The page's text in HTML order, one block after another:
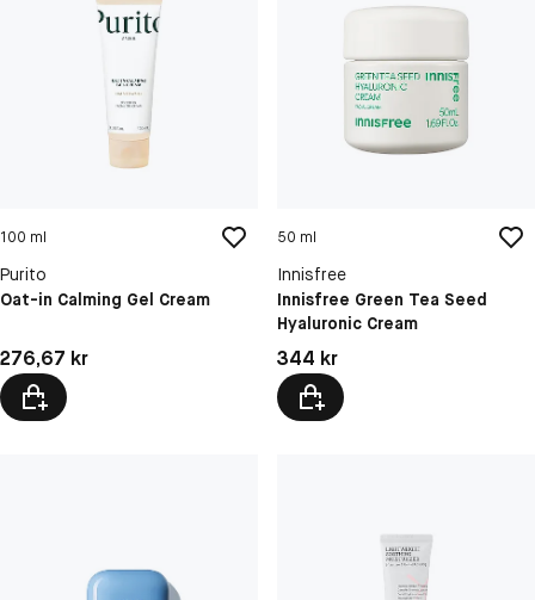
100 ml
Purito
Oat-in Calming Gel Cream
Pris: 276,67 kr
276,67 kr
50 ml
Innisfree
Innisfree Green Tea Seed
Hyaluronic Cream
Pris: 344 kr
344 kr